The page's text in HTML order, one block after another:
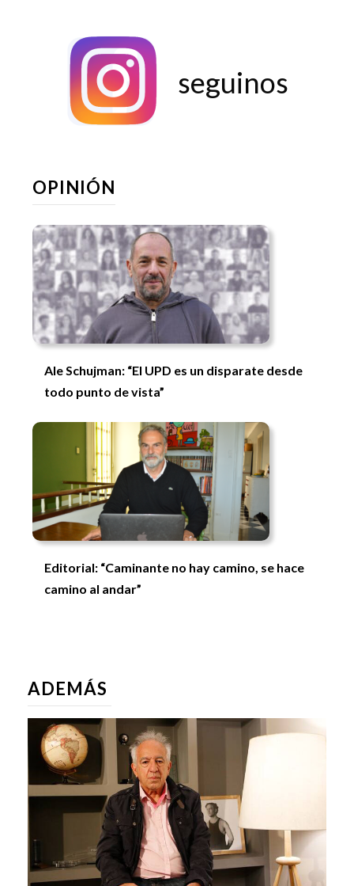
seguinos
OPINIÓN
Ale Schujman: “El UPD es un disparate desde
todo punto de vista”
Editorial: “Caminante no hay camino, se hace
camino al andar”
ADEMÁS